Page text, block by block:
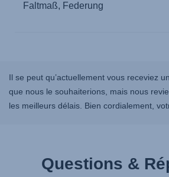
Il se peut qu’actuellement vous receviez
que nous le souhaiterions, mais nous
les meilleurs délais. Bien cordialement,
Questions &